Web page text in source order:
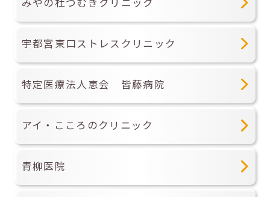
宇都宮東口ストレスクリニック
特定医療法人恵会 皆藤病院
アイ・こころのクリニック
青柳医院